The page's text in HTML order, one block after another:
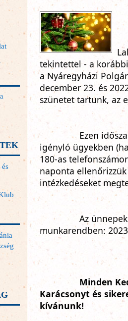
tekintettel - a
a Nyáregyházi
december 23. és
szünetet tartunk, az
		Ezen időszak alatt halaszthatatlan intézkedést
igényló ügyekben
180-as
naponta
intézkedéseket
		Az ünnepek utáni első munkanap a hivatali
munkarendben:
Minden
Karácsonyt és
kívánunk!